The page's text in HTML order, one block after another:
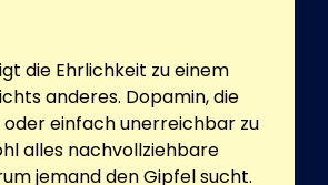
die Ehrlichkeit zu einem
anderes. Dopamin, die
oder einfach unerreichbar zu
alles nachvollziehbare
jemand den Gipfel sucht.